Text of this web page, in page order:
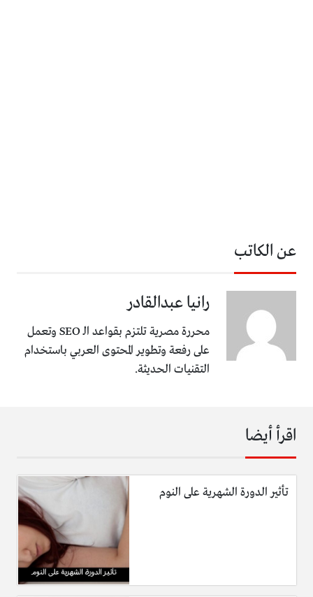
عن الكاتب
رانيا عبدالقادر
محررة مصرية تلتزم بقواعد الـ SEO وتعمل
على رفعة وتطوير المحتوى العربي باستخدام
التقنيات الحديثة.
اقرأ أيضا
تأثير الدورة الشهرية على النوم